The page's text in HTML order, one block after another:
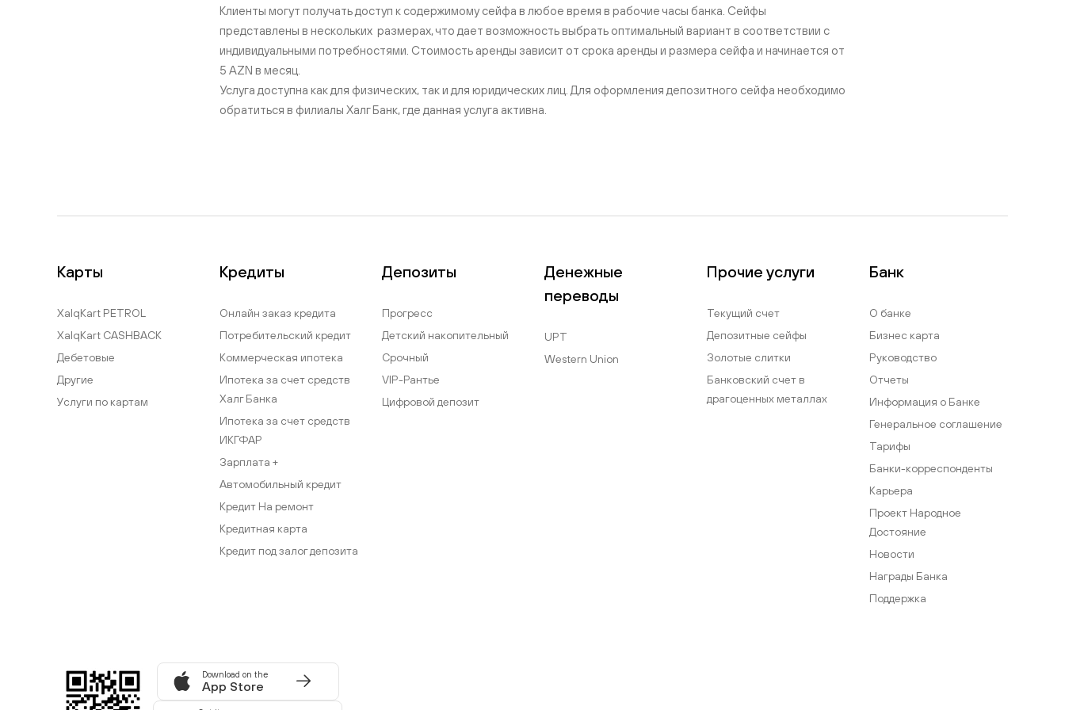
Тарифы
Клиенты могут получать доступ к содержимому сейфа в любое время в рабочие часы банка. Сейфы
представлены в нескольких размерах, что дает возможность выбрать оптимальный вариант в соответствии с
индивидуальными потребностями. Стоимость аренды зависит от срока аренды и размера сейфа и начинается от
5 AZN в месяц.
Услуга доступна как для физических, так и для юридических лиц. Для оформления депозитного сейфа необходимо
обратиться в филиалы Халг Банк, где данная услуга активна.
Карты
XalqKart PETROL
XalqKart CASHBACK
Дебетовые
Другие
Услуги по картам
Кредиты
Онлайн заказ кредита
Потребительский кредит
Коммерческая ипотека
Ипотека за счет средств
Халг Банка
Ипотека за счет средств
ИКГФАР
Зарплата +
Автомобильный кредит
Кредит На ремонт
Кредитная карта
Кредит под залог депозита
Депозиты
Прогресс
Детский накопительный
Срочный
VIP-Рантье
Цифровой депозит
Денежные
переводы
UPT
Western Union
Прочие услуги
Текущий счет
Депозитные сейфы
Золотые слитки
Банковский счет в
драгоценных металлах
Банк
О банке
Бизнес карта
Руководство
Отчеты
Информация о Банке
Генеральное соглашение
Тарифы
Банки-корреспонденты
Карьера
Проект Народное
Достояние
Новости
Награды Банка
Поддержка
Download on the
App Store